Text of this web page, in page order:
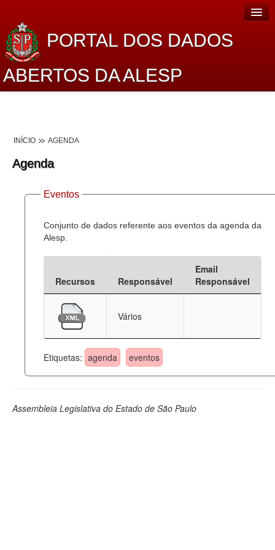
PORTAL DOS DADOS
ABERTOS DA ALESP
Lei de Acesso à Informação
Dados Governamentais Abertos
Planejamento
Catálogo de dados
Deputados Estaduais
Administração
Legislação
INÍCIO AGENDA
Agenda
Eventos
Conjunto de dados referente aos eventos da agenda da
Alesp.
Recursos Responsável
Email
Responsável
Vários
Etiquetas: agenda eventos
Assembleia Legislativa do Estado de São Paulo